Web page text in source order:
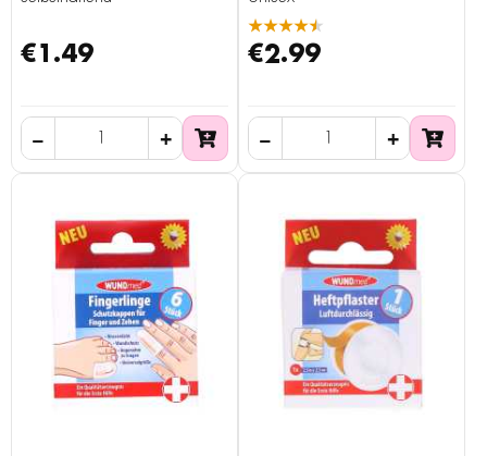
€1.49
★★★★★
€2.99